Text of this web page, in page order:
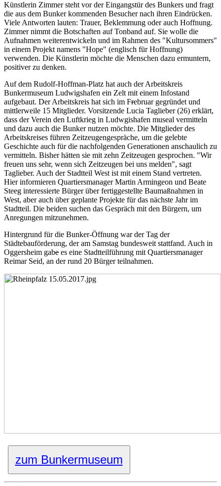
Künstlerin Zimmer steht vor der Eingangstür des Bunkers und fragt
die aus dem Bunker kommenden Besucher nach ihren Eindrücken.
Viele Antworten lauten: Trauer, Beklemmung oder auch Hoffnung.
Zimmer nimmt die Botschaften auf Tonband auf. Sie wolle die
Aufnahmen weiterentwickeln und im Rahmen des "Kultursommers"
in einem Projekt namens "Hope" (englisch für Hoffnung)
verwenden. Die Künstlerin möchte die Menschen dazu ermuntern,
positiver zu denken.
Auf dem Rudolf-Hoffman-Platz hat auch der Arbeitskreis
Bunkermuseum Ludwigshafen ein Zelt mit einem Infostand
aufgebaut. Der Arbeitskreis hat sich im Frebruar gegründet und
mittlerweile 15 Mitglieder. Vorsitzende Lucia Taglieber (26) erklärt,
dass der Verein den Luftkrieg in Ludwgishafen museal vermitteln
und dazu auch die Bunker nutzen möchte. Die Mitglieder des
Arbeitskreises führen Zeitzeugengespräche, um die gelebte
Geschichte auch für die nachfolgenden Generationen anschaulich zu
vermitteln. Bisher hätten sie mit zehn Zeitzeugen gesprochen. "Wir
freuen uns sehr, wenn sich Zeitzeugen bei uns melden", sagt
Taglieber. Auch der Stadtteil West ist mit einem Stand vertreten.
Hier informieren Quartiersmanager Martin Armingeon und Beate
Steeg interessierte Bürger über fertiggestellte Baumaßnahmen in
West, aber auch über geplante Projekte für das nächste Jahr im
Stadtteil. Die beiden suchen das Gespräch mit den Bürgern, um
Anregungen mitzunehmen.
Hintergrund für die Bunker-Öffnung war der Tag der
Städtebauförderung, der am Samstag bundesweit stattfand. Auch in
Oggersheim gabe es eine Stadtteilführung mit Quartiersmanager
Reimar Seid, an der rund 20 Bürger teilnahmen.
zum Bunkermuseum